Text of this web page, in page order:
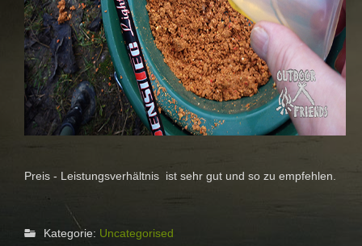
Preis - Leistungsverhältnis ist sehr gut und so zu empfehlen.
Kategorie: Uncategorised